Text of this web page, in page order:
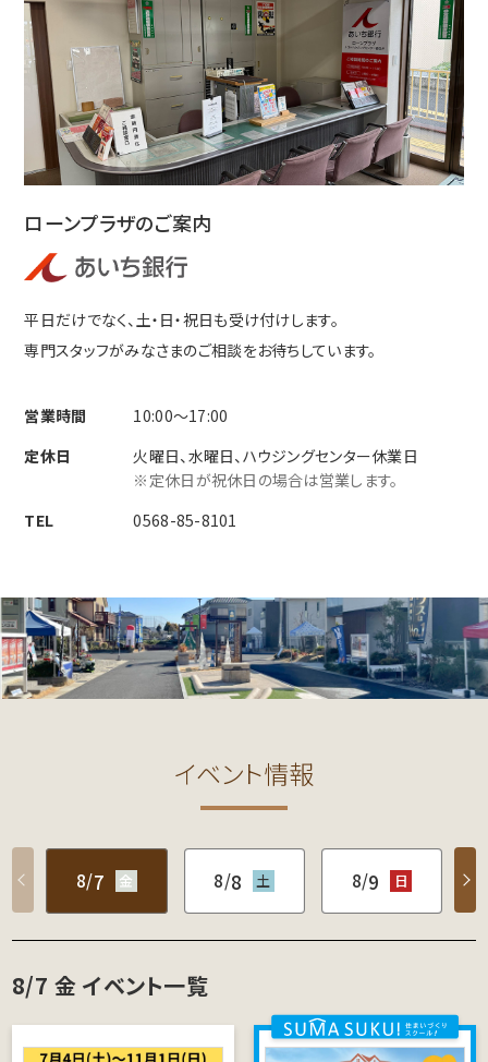
ローンプラザのご案内
平日だけでなく、土・日・祝日も受け付けします。
専門スタッフがみなさまのご相談をお待ちしています。
営業時間
10:00〜17:00
定休日
火曜日、水曜日、ハウジングセンター休業日
※定休日が祝休日の場合は営業します。
TEL
0568-85-8101
イベント情報
8/7 金 8/8 土 8/9 日
8/7 金 イベント一覧